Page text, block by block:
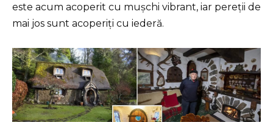
este acum acoperit cu mușchi vibrant, iar pereții de
mai jos sunt acoperiți cu iederă.